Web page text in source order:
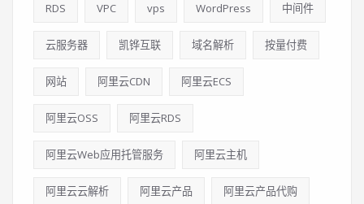
RDS VPC vps WordPress 中间件
云服务器 凯铧互联 域名解析 按量付费
网站 阿里云CDN 阿里云ECS
阿里云OSS 阿里云RDS
阿里云Web应用托管服务 阿里云主机
阿里云云解析 阿里云产品 阿里云产品代购